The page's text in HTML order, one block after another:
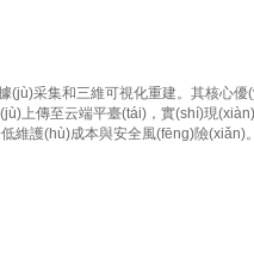
集和三維可視化重建。其核
(jù)上傳至云端平臺(tái)，實(shí)
(hù)成本與安全風(fēng)險(xiǎn)